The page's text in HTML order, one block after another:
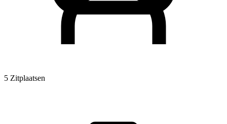
5 Zitplaatsen